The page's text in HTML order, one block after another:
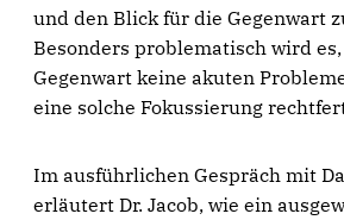
und den Blick für die Gegenwart
Besonders problematisch wird
Gegenwart keine akuten
eine solche Fokussierung
Im ausführlichen Gespräch mit
erläutert Dr. Jacob, wie ein